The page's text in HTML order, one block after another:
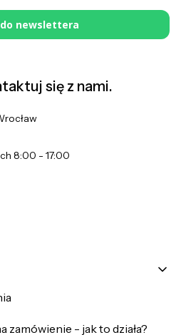
do newslettera
się z nami.
8:00 - 17:00
zamówienie - jak to działa?